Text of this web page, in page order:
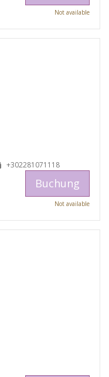
Not available
+302281071118
Buchung
Not available